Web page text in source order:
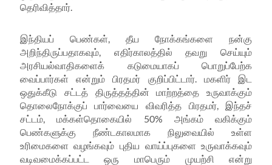
தெரிவித்தார்.
இந்தியப் பெண்கள்
தீய நோக்கங்களை நன்கு
அறிந்திருப்பதாகவும், எதிர்காலத்தில் தவறு செய்யும்
அரசியல்வாதிகளைக் கடுமையாகப் பொறுப்பேற்க
வைப்பார்கள் என்றும் பிரதமர் குறிப்பிட்டார். மகளிர் இட
ஒதுக்கீடு சட்டத் திருத்தத்தின் மாற்றத்தை உருவாக்கும்
தொலைநோக்குப் பார்வையை விவரித்த பிரதமர், இந்தச்
சட்டம்,மக்கள்தொகையில் 50% அங்கம் வகிக்கும்
பெண்களுக்கு நீண்டகாலமாக நிலுவையில் உள்ள
உரிமைகளை வழங்கவும் புதிய வாய்ப்புகளை உருவாக்கவும்
வடிவமைக்கப்பட்ட ஒரு மாபெரும் முயற்சி என்று